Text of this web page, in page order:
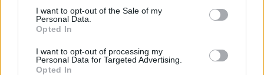
consent section.
I want to opt-out of the Sale of my
Personal Data.
Opted In
I want to opt-out of processing my
Personal Data for Targeted Advertising.
Opted In
Irodalom Szépirodalom